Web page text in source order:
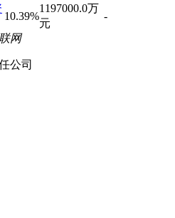
10.39%
1197000.0万
元
-
网
公司